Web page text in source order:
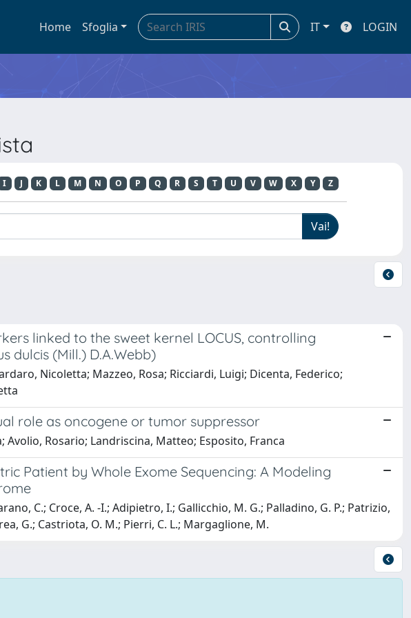
Home Sfoglia IT LOGIN
I J K L M N O P Q R S T U V W X Y Z
linked to the sweet kernel LOCUS, controlling
dulcis (Mill.) D.A.Webb)
Nicoletta; Mazzeo, Rosa; Ricciardi, Luigi; Dicenta, Federico;
role as oncogene or tumor suppressor
Rosario; Landriscina, Matteo; Esposito, Franca
Patient by Whole Exome Sequencing: A Modeling
C.; Croce, A. -I.; Adipietro, I.; Gallicchio, M. G.; Palladino, G. P.; Patrizio,
G.; Castriota, O. M.; Pierri, C. L.; Margaglione, M.